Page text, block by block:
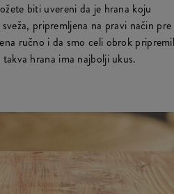
biti uvereni da je hrana koju
pripremljena na pravi način pre
ručno i da smo celi obrok
hrana ima najbolji ukus.